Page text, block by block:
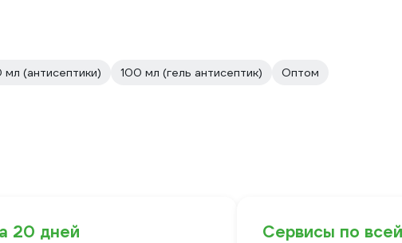
мл (антисептики) 100 мл (гель антисептик) Оптом
20 дней Сервисы по